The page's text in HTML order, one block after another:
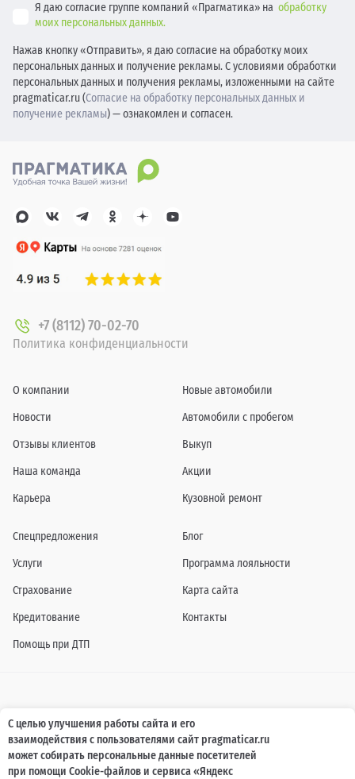
Я даю согласие группе компаний «Прагматика» на обработку
моих персональных данных.
Нажав кнопку «Отправить», я даю согласие на обработку моих
персональных данных и получение рекламы. С условиями обработки
персональных данных и получения рекламы, изложенными на сайте
pragmaticar.ru (Согласие на обработку персональных данных и
получение рекламы) — ознакомлен и согласен.
+7 (8112) 70-02-70
Политика конфиденциальности
О компании
Новости
Отзывы клиентов
Наша команда
Карьера
Новые автомобили
Автомобили с пробегом
Выкуп
Акции
Кузовной ремонт
Спецпредложения
Услуги
Страхование
Кредитование
Помощь при ДТП
Блог
Программа лояльности
Карта сайта
Контакты
Информация о технических характеристиках, составе комплектаций, цветовой
гамме и стоимости автомобилей, а также действующих акциях, сроках и условиях
их проведения, указанных на сайте www.pragmaticar.ru, носит информационный
характер и ни при каких условиях не является публичной офертой,
определяемой положениями пунктом 2 статьи 437 Гражданского кодекса
Российской Федерации. Для получения подробной информации обращайтесь к
С целью улучшения работы сайта и его
взаимодействия с пользователями сайт pragmaticar.ru
может собирать персональные данные посетителей
при помощи Cookie-файлов и сервиса «Яндекс